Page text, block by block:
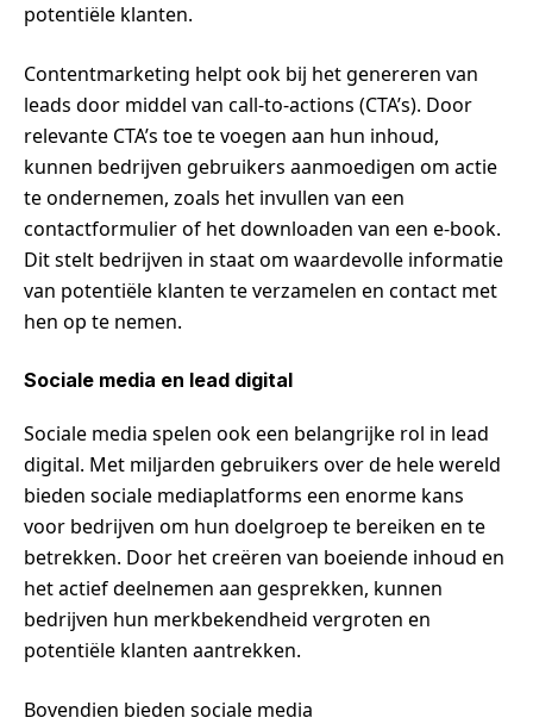
potentiële klanten.
Contentmarketing helpt ook bij het genereren van
leads door middel van call-to-actions (CTA’s). Door
relevante CTA’s toe te voegen aan hun inhoud,
kunnen bedrijven gebruikers aanmoedigen om actie
te ondernemen, zoals het invullen van een
contactformulier of het downloaden van een e-book.
Dit stelt bedrijven in staat om waardevolle informatie
van potentiële klanten te verzamelen en contact met
hen op te nemen.
Sociale media en lead digital
Sociale media spelen ook een belangrijke rol in lead
digital. Met miljarden gebruikers over de hele wereld
bieden sociale mediaplatforms een enorme kans
voor bedrijven om hun doelgroep te bereiken en te
betrekken. Door het creëren van boeiende inhoud en
het actief deelnemen aan gesprekken, kunnen
bedrijven hun merkbekendheid vergroten en
potentiële klanten aantrekken.
Bovendien bieden sociale media